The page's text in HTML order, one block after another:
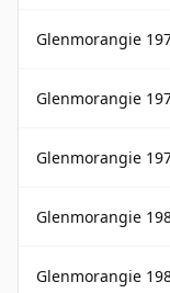
Glenmorangie
Glenmorangie
Glenmorangie
Glenmorangie
Glenmorangie